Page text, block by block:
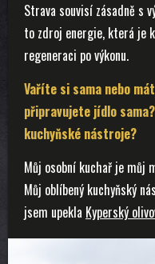
Strava souvisí zásadně s
to zdroj energie, která je
regeneraci po výkonu.
Vaříte si sama nebo
připravujete jídlo
kuchyňské nástroje?
Můj osobní kuchař je můj
Můj oblíbený kuchyňský
jsem upekla Kyperský